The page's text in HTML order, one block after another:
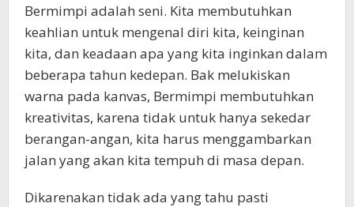
Bermimpi adalah seni. Kita membutuhkan
keahlian untuk mengenal diri kita, keinginan
kita, dan keadaan apa yang kita inginkan dalam
beberapa tahun kedepan. Bak melukiskan
warna pada kanvas, Bermimpi membutuhkan
kreativitas, karena tidak untuk hanya sekedar
berangan-angan, kita harus menggambarkan
jalan yang akan kita tempuh di masa depan.
Dikarenakan tidak ada yang tahu pasti